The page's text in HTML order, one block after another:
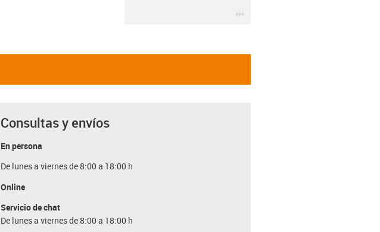
Consultas y envíos
En persona
De lunes a viernes de 8:00 a 18:00 h
Online
Servicio de chat
De lunes a viernes de 8:00 a 18:00 h